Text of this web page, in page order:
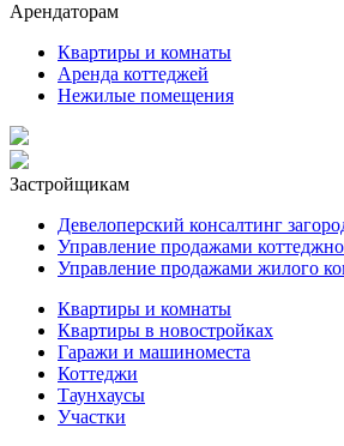
Арендаторам
Квартиры и комнаты
Аренда коттеджей
Нежилые помещения
Застройщикам
Девелоперский консалтинг
Управление продажами
Управление продажами жилого
Квартиры и комнаты
Квартиры в новостройках
Гаражи и машиноместа
Коттеджи
Таунхаусы
Участки